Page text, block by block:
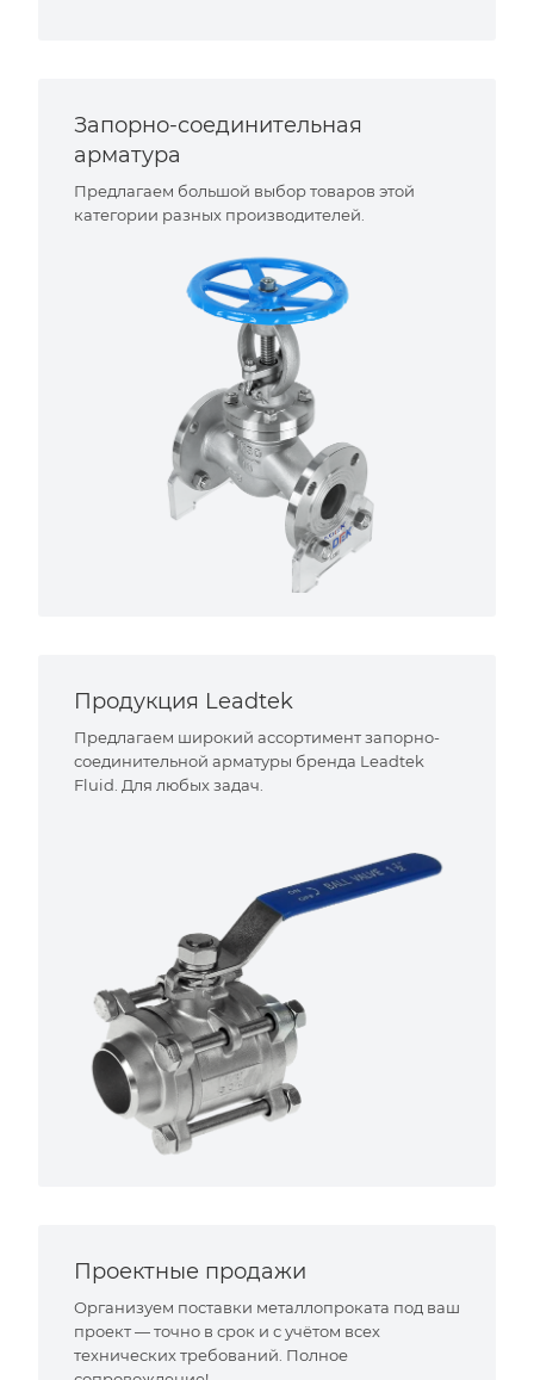
Запорно-соединительная
арматура
Предлагаем большой выбор товаров этой
категории разных производителей.
Продукция Leadtek
Предлагаем широкий ассортимент запорно-
соединительной арматуры бренда Leadtek
Fluid. Для любых задач.
Проектные продажи
Организуем поставки металлопроката под ваш
проект — точно в срок и с учётом всех
технических требований. Полное